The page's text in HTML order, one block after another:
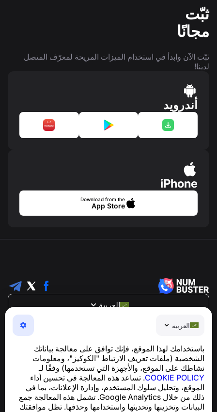
العربية
باستخدامك لهذا الموقع، فإنك توافق على معالجة بياناتك
الشخصية (ملفات تعريف الارتباط "الكوكيز"، ومعلومات
نشاطك على الموقع، والأجهزة التي تستخدمها) وفقًا لـ
COOKIE POLICY. تساعد هذه المعالجة في تحسين أداء
الموقع، وتحليل سلوك المستخدم، وإدارة الإعلانات، بما في
ذلك من خلال Google Analytics. تشمل هذه المعالجة جمع
البيانات وتخزينها وتحديثها واستخدامها وحذفها. تظل موافقتك
ثبّت
مجانًا
ثبّت الآن وابدأ في استخدام الميزات المريحة لمعرّف المتصل
لدينا!
أندرويد
iPhone
Download from the
App Store
العربية
NumBuster © 2013—2026 ·
support@numbuster.com
تطبيق سهل الاستخدام يحميك من الاحتيال الهاتفي، الرسائل
للاستفسارات المتعلقة بالامتثال للائحة العامة لحماية البيانات
support@numbuster.com
مركز المساعدة
الأخبار والمقالات